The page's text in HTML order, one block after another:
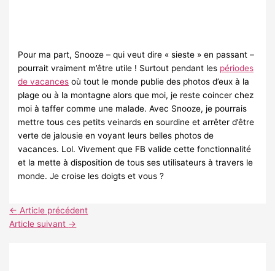
Pour ma part, Snooze – qui veut dire « sieste » en passant –
pourrait vraiment m’être utile ! Surtout pendant les périodes
de vacances où tout le monde publie des photos d’eux à la
plage ou à la montagne alors que moi, je reste coincer chez
moi à taffer comme une malade. Avec Snooze, je pourrais
mettre tous ces petits veinards en sourdine et arrêter d’être
verte de jalousie en voyant leurs belles photos de
vacances. Lol. Vivement que FB valide cette fonctionnalité
et la mette à disposition de tous ses utilisateurs à travers le
monde. Je croise les doigts et vous ?
← Article précédent
Article suivant →